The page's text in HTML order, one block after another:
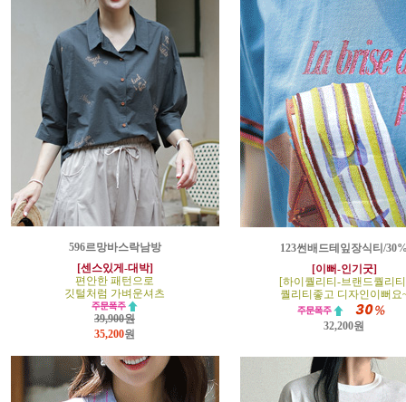
596르망바스락남방
[센스있게-대박]
편안한 패턴으로
깃털처럼 가벼운셔츠
39,900원
35,200원
123썬배드테잎장식티/
[이뻐-인기굿]
[하이퀄리티-브랜드퀄리
퀄리티좋고 디자인이뻐요
32,200원